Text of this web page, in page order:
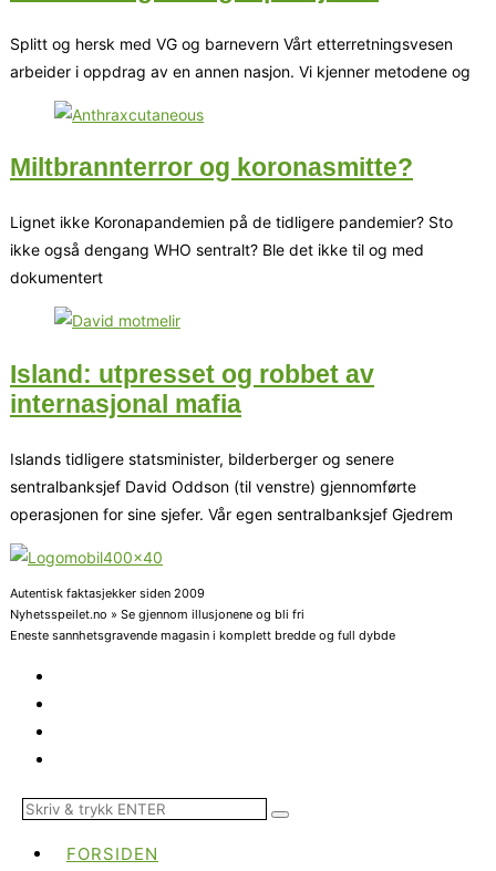
Splitt og hersk med VG og barnevern Vårt etterretningsvesen
arbeider i oppdrag av en annen nasjon. Vi kjenner metodene og
Miltbrannterror og koronasmitte?
Lignet ikke Koronapandemien på de tidligere pandemier? Sto
ikke også dengang WHO sentralt? Ble det ikke til og med
dokumentert
Island: utpresset og robbet av
internasjonal mafia
Islands tidligere statsminister, bilderberger og senere
sentralbanksjef David Oddson (til venstre) gjennomførte
operasjonen for sine sjefer. Vår egen sentralbanksjef Gjedrem
Autentisk faktasjekker siden 2009
Nyhetsspeilet.no » Se gjennom illusjonene og bli fri
Eneste sannhetsgravende magasin i komplett bredde og full dybde
FORSIDEN